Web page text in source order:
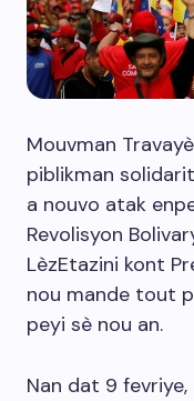
Mouvman
piblikman
a nouvo atak
Revolisyon
LèzEtazini kont
nou mande tout
peyi sè nou an.
Nan dat 9